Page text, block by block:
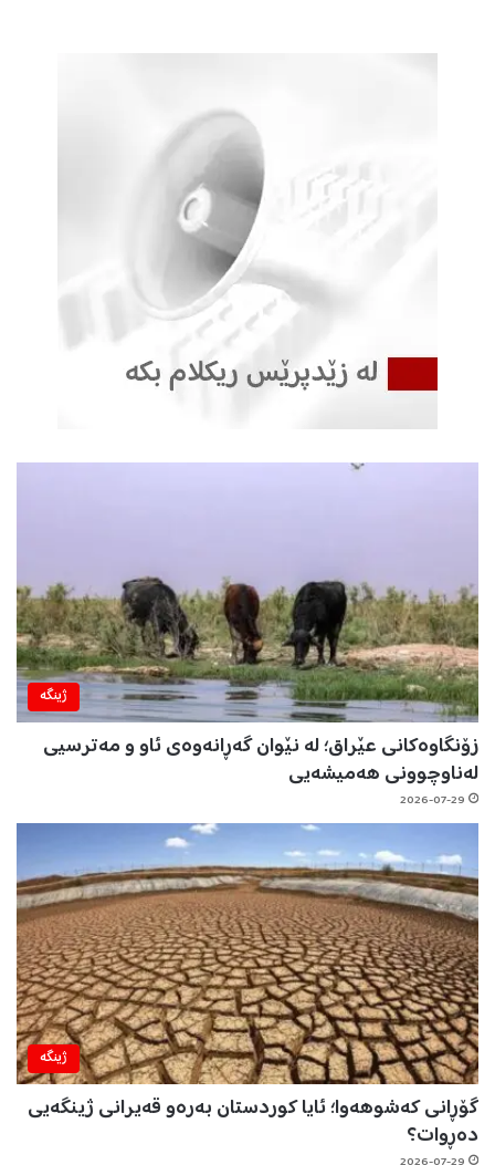
ژینگه‌
زۆنگاوەکانی عێراق؛ لە نێوان گەڕانەوەی ئاو و مەترسیی
لەناوچوونی هەمیشەیی
2026-07-29
ژینگه‌
گۆڕانی کەشوهەوا؛ ئایا کوردستان بەرەو قەیرانی ژینگەیی
دەڕوات؟